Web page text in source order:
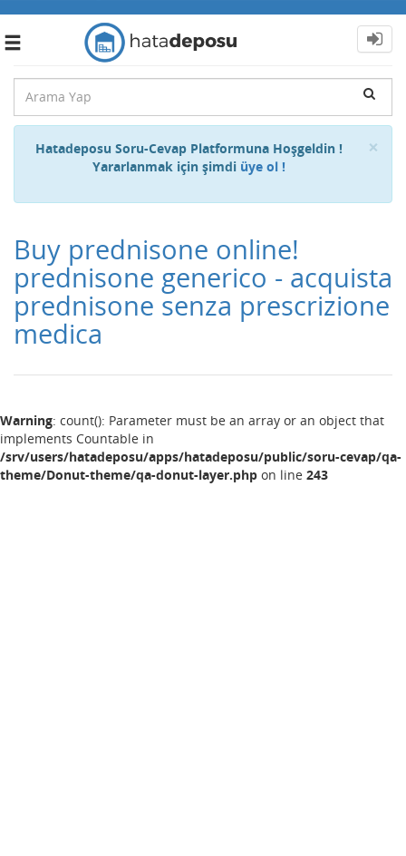
Toggle
×
Hatadeposu Soru-Cevap Platformuna Hoşgeldin !
Yararlanmak için şimdi üye ol !
Buy prednisone online!
prednisone generico - acquista
prednisone senza prescrizione
medica
Warning: count(): Parameter must be an array or an object that
implements Countable in
/srv/users/hatadeposu/apps/hatadeposu/public/soru-cevap/qa-
theme/Donut-theme/qa-donut-layer.php on line 243